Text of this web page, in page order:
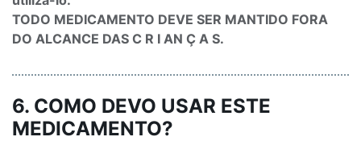
TODO MEDICAMENTO DEVE SER MANTIDO FORA
DO ALCANCE DAS C R I AN Ç A S.
6. COMO DEVO USAR ESTE
MEDICAMENTO?